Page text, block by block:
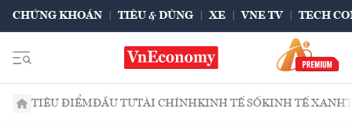
CHỨNG KHOÁN TIÊU & DÙNG XE VNE TV TECH
TIÊU ĐIỂMĐẦU TƯTÀI CHÍNHKINH TẾ SỐKINH TẾ XANH